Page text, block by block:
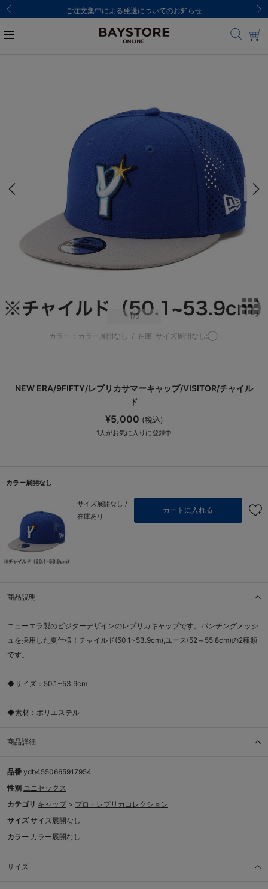
ご注文集中による発送についてのお知らせ
1/5
カラー：カラー展開なし / 在庫 サイズ展開なし:◯
NEW ERA/9FIFTY/レプリカサマーキャップ/VISITOR/チャイル
ド
¥5,000 (税込)
1 人がお気に入りに登録中
カラー展開なし
サイズ展開なし /
在庫あり
カートに入れる
商品説明
ニューエラ製のビジターデザインのレプリカキャップです。パンチングメッシ
ュを採用した夏仕様！チャイルド(50.1~53.9cm),ユース(52～55.8cm)の2種類
です。
◆サイズ：50.1~53.9cm
◆素材：ポリエステル
商品詳細
品番 ydb4550665917954
性別 ユニセックス
カテゴリ キャップ > プロ・レプリカコレクション
サイズ サイズ展開なし
カラー カラー展開なし
サイズ